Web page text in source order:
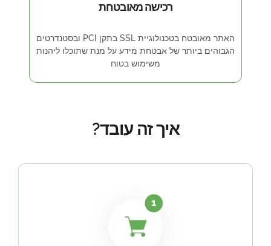
רכישה מאובטחת
האתר מאובטח בטכנולוגיית SSL בתקן PCI ובסטנדרטים
הגבוהים ביותר של אבטחת מידע על מנת שתוכלו ליהנות
משימוש בטוח
איך זה עובד?